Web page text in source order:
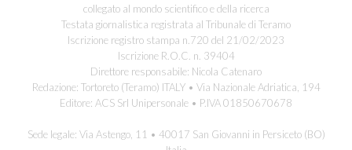
collegato al mondo scientifico e della ricerca
Testata giornalistica registrata al Tribunale di Teramo
Iscrizione registro stampa n.720 del 21/02/2023
Iscrizione R.O.C. n. 39404
Direttore responsabile: Nicola Catenaro
Redazione: Tortoreto (Teramo) ITALY • Via Nazionale Adriatica, 194
Editore: ACS Srl Unipersonale • P.IVA 01850670678
Sede legale: Via Astengo, 11 • 40017 San Giovanni in Persiceto (BO)